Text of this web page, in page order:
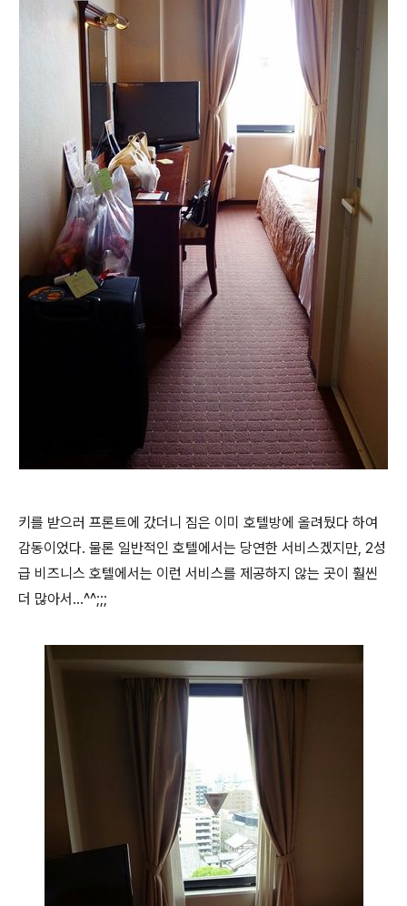
키를 받으러 프론트에 갔더니 짐은 이미 호텔방에 올려뒀다 하여
감동이었다. 물론 일반적인 호텔에서는 당연한 서비스겠지만, 2성
급 비즈니스 호텔에서는 이런 서비스를 제공하지 않는 곳이 훨씬
더 많아서...^^;;;